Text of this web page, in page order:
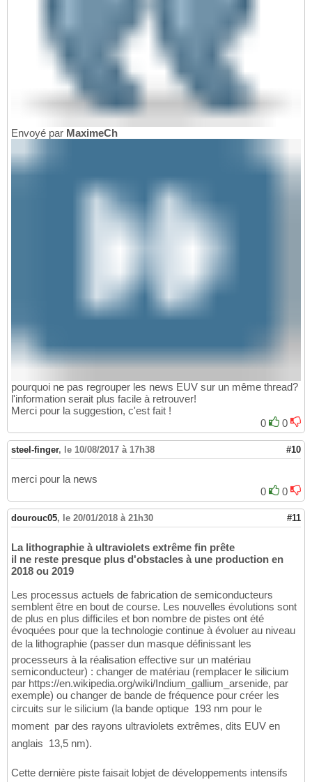
Envoyé par MaximeCh
pourquoi ne pas regrouper les news EUV sur un même thread?
l'information serait plus facile à retrouver!
Merci pour la suggestion, c'est fait !
0
0
steel-finger, le 10/08/2017 à 17h38 #10
merci pour la news
0
0
dourouc05, le 20/01/2018 à 21h30 #11
La lithographie à ultraviolets extrême fin prête
il ne reste presque plus d'obstacles à une production en
2018 ou 2019
Les processus actuels de fabrication de semiconducteurs
semblent être en bout de course. Les nouvelles évolutions sont
de plus en plus difficiles et bon nombre de pistes ont été
évoquées pour que la technologie continue à évoluer au niveau
de la lithographie (passer dun masque définissant les
processeurs à la réalisation effective sur un matériau
semiconducteur) : changer de matériau (remplacer le silicium
par https://en.wikipedia.org/wiki/Indium_gallium_arsenide, par
exemple) ou changer de bande de fréquence pour créer les
circuits sur le silicium (la bande optique  193 nm pour le
moment  par des rayons ultraviolets extrêmes, dits EUV en
anglais  13,5 nm).
Cette dernière piste faisait lobjet de développements intensifs